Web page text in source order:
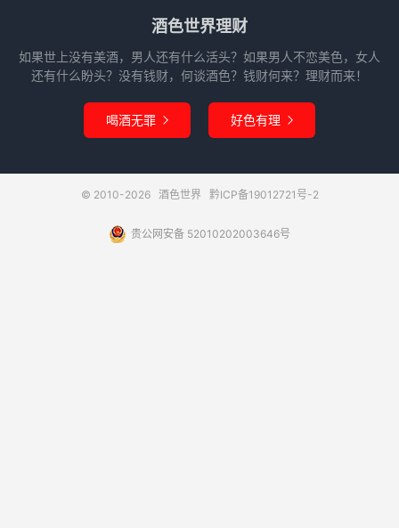
酒色世界理财
如果世上没有美酒，男人还有什么活头？如果男人不恋美色，女人
还有什么盼头？没有钱财，何谈酒色？钱财何来？理财而来！
喝酒无罪  好色有理 
© 2010-2026 酒色世界 黔ICP备19012721号-2
贵公网安备 52010202003646号